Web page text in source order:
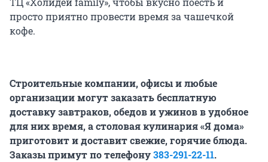
просто приятно провести время за чашечкой
кофе.
Строительные компании, офисы и любые
организации могут заказать бесплатную
доставку завтраков, обедов и ужинов в удобное
для них время, а столовая кулинария «Я дома»
приготовит и доставит свежие, горячие блюда.
Заказы примут по телефону383-291-22-11.